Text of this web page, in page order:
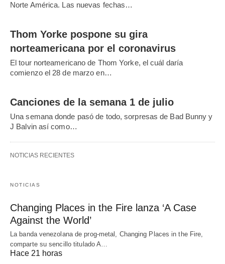
Norte América. Las nuevas fechas…
Thom Yorke pospone su gira
norteamericana por el coronavirus
El tour norteamericano de Thom Yorke, el cuál daría
comienzo el 28 de marzo en…
Canciones de la semana 1 de julio
Una semana donde pasó de todo, sorpresas de Bad Bunny y
J Balvin así como…
NOTICIAS RECIENTES
NOTICIAS
Changing Places in the Fire lanza ‘A Case
Against the World’
La banda venezolana de prog-metal, Changing Places in the Fire,
comparte su sencillo titulado A…
Hace 21 horas